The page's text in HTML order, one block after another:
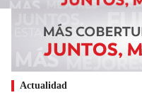
Actualidad